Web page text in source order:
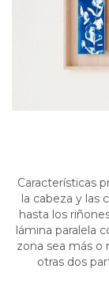
Características
la cabeza y las
hasta los
lámina paralela
zona sea más o
otras dos